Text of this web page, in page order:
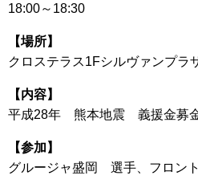
18:00～18:30
【場所】
クロステラス1Fシルヴァンプラ
【内容】
平成28年 熊本地震 義援金募
【参加】
グルージャ盛岡 選手、フロン